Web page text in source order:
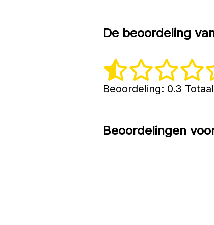
De beoordeling
Beoordeling: 0.3
Beoordelingen